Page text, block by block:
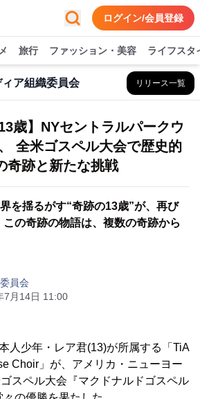
ログイン/会員登録
旅行 ファッション・美容 ライフスタ
ア組織委員会 リリース一覧
歳】NYセントラルパークウ
全米ゴスペル大会で歴史的
奇跡と新たな挑戦
を揺るがす“奇跡の13歳”が、再び
の奇跡の物語は、複数の奇跡から
員会
7月14日 11:00
人少年・レア君(13)が所属する「TiA
Choir」が、アメリカ・ニューヨー
スペル大会『マクドナルドゴスペル